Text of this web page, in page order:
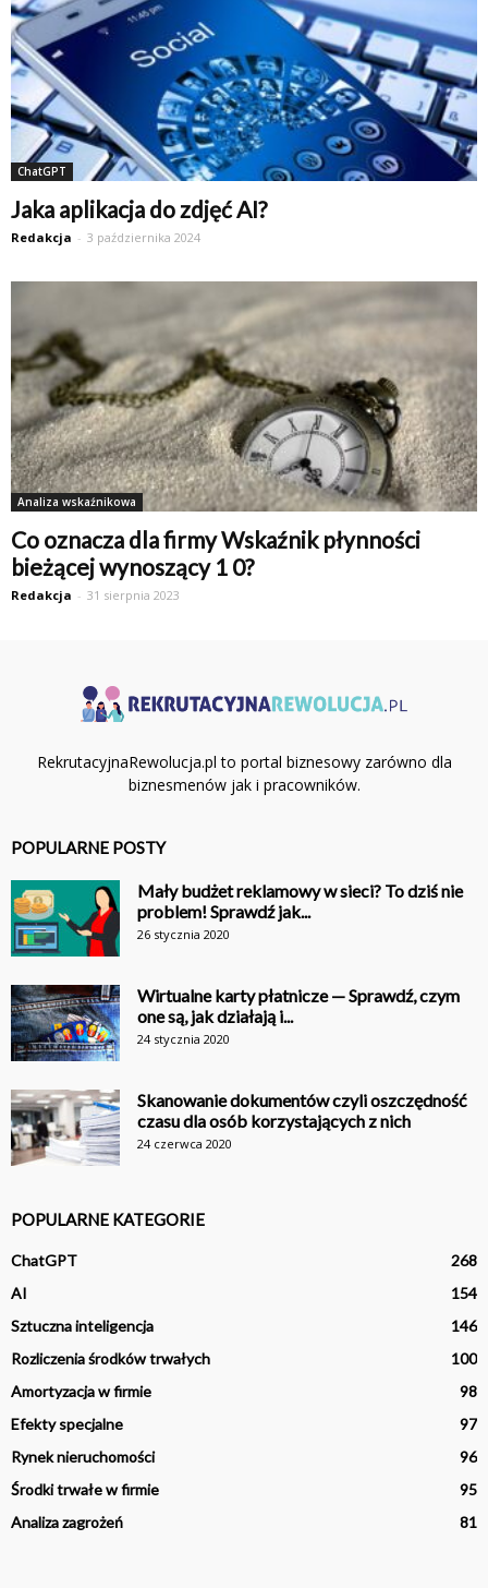
ChatGPT
Jaka aplikacja do zdjęć AI?
Redakcja - 3 października 2024
Analiza wskaźnikowa
Co oznacza dla firmy Wskaźnik płynności
bieżącej wynoszący 1 0?
Redakcja - 31 sierpnia 2023
RekrutacyjnaRewolucja.pl to portal biznesowy zarówno dla
biznesmenów jak i pracowników.
POPULARNE POSTY
Mały budżet reklamowy w sieci? To dziś nie
problem! Sprawdź jak...
26 stycznia 2020
Wirtualne karty płatnicze — Sprawdź, czym
one są, jak działają i...
24 stycznia 2020
Skanowanie dokumentów czyli oszczędność
czasu dla osób korzystających z nich
24 czerwca 2020
POPULARNE KATEGORIE
ChatGPT
268
AI
154
Sztuczna inteligencja
146
Rozliczenia środków trwałych
100
Amortyzacja w firmie
98
Efekty specjalne
97
Rynek nieruchomości
96
Środki trwałe w firmie
95
Analiza zagrożeń
81